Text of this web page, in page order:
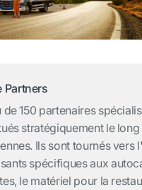
Partners
150 partenaires
stratégiquement le
Ils sont tournés vers
spécifiques aux
le matériel pour la